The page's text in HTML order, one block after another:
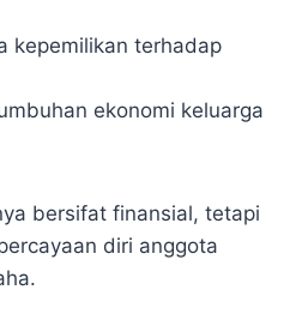
kepemilikan terhadap
ekonomi keluarga
bersifat finansial, tetapi
diri anggota